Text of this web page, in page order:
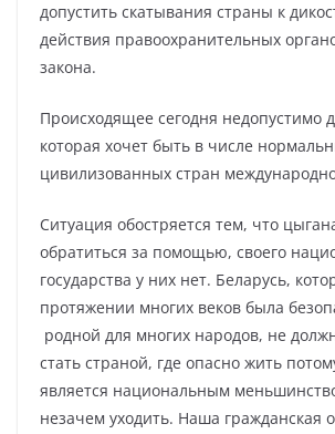
допустить скатывания страны к
действия правоохранительных
закона.
Происходящее сегодня недопустимо
которая хочет быть в числе
цивилизованных стран
Ситуация обостряется тем, что
обратиться за помощью, своего
государства у них нет. Беларусь,
протяжении многих веков была
родной для многих народов, не
стать страной, где опасно жить
является национальным
незачем уходить. Наша гражданская